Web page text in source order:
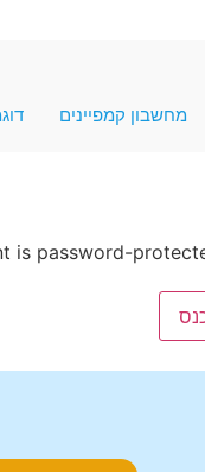
מחשבון קמפיינים
is password-